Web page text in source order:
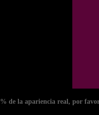
de la apariencia real, por